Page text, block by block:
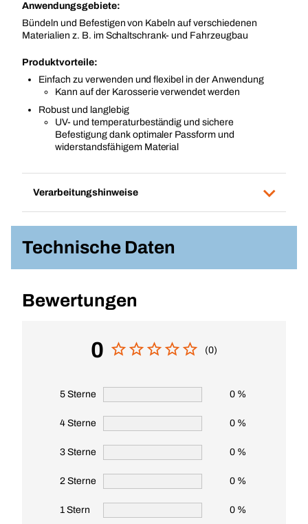
Anwendungsgebiete:
Bündeln und Befestigen von Kabeln auf verschiedenen
Materialien z. B. im Schaltschrank- und Fahrzeugbau
Produktvorteile:
Einfach zu verwenden und flexibel in der Anwendung
Kann auf der Karosserie verwendet werden
Robust und langlebig
UV- und temperaturbeständig und sichere
Befestigung dank optimaler Passform und
widerstandsfähigem Material
Verarbeitungshinweise
Technische Daten
Bewertungen
0 (0)
5 Sterne 0 %
4 Sterne 0 %
3 Sterne 0 %
2 Sterne 0 %
1 Stern 0 %